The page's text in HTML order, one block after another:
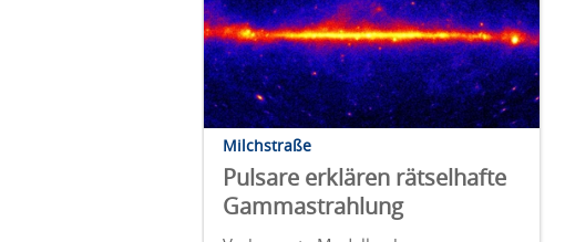
Milchstraße
Pulsare erklären rätselhafte
Gammastrahlung